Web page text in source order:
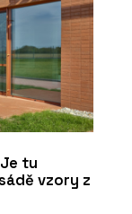
tu
vzory z